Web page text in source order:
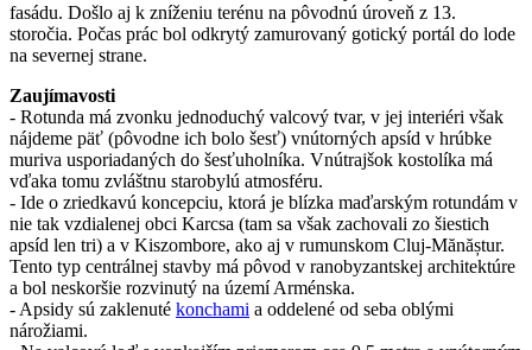
fasádu. Došlo aj k zníženiu terénu na pôvodnú úroveň z 13.
storočia. Počas prác bol odkrytý zamurovaný gotický portál do lode
na severnej strane.
Zaujímavosti
- Rotunda má zvonku jednoduchý valcový tvar, v jej interiéri však
nájdeme päť (pôvodne ich bolo šesť) vnútorných apsíd v hrúbke
muriva usporiadaných do šesťuholníka. Vnútrajšok kostolíka má
vďaka tomu zvláštnu starobylú atmosféru.
- Ide o zriedkavú koncepciu, ktorá je blízka maďarským rotundám v
nie tak vzdialenej obci Karcsa (tam sa však zachovali zo šiestich
apsíd len tri) a v Kiszombore, ako aj v rumunskom Cluj-Mănăștur.
Tento typ centrálnej stavby má pôvod v ranobyzantskej architektúre
a bol neskoršie rozvinutý na území Arménska.
- Apsidy sú zaklenuté konchami a oddelené od seba oblými
nárožiami.